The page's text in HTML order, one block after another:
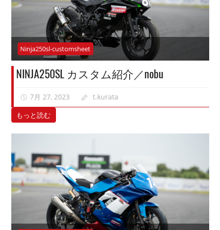
Ninja250sl-customsheet
NINJA250SL カスタム紹介／nobu
7月 27, 2023 t.kurata
もっと読む